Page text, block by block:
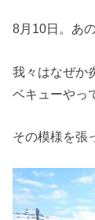
8月10日。あ
我々はなぜか
ベキューやっ
その模様を張